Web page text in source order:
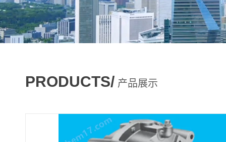
PRODUCTS/ 产品展示